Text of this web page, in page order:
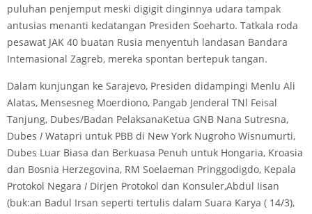
puluhan penjemput meski digigit dinginnya udara tampak
antusias menanti kedatangan Presiden Soeharto. Tatkala roda
pesawat JAK 40 buatan Rusia menyentuh landasan Bandara
Intemasional Zagreb, mereka spontan bertepuk tangan.
Dalam kunjungan ke Sarajevo, Presiden didampingi Menlu Ali
Alatas, Mensesneg Moerdiono, Pangab Jenderal TNl Feisal
Tanjung, Dubes/Badan PelaksanaKetua GNB Nana Sutresna,
Dubes I Watapri untuk PBB di New York Nugroho Wisnumurti,
Dubes Luar Biasa dan Berkuasa Penuh untuk Hongaria, Kroasia
dan Bosnia Herzegovina, RM Soelaeman Pringgodigdo, Kepala
Protokol Negara I Dirjen Protokol dan Konsuler,Abdul Iisan
(buk:an Badul Irsan seperti tertulis dalam Suara Karya ( 14/3),